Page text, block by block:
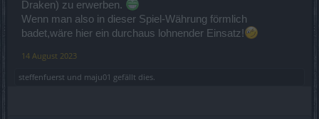
Draken) zu erwerben.
Wenn man also in dieser Spiel-Währung förmlich
badet,wäre hier ein durchaus lohnender Einsatz!
14 August 2023
steffenfuerst und maju01 gefällt dies.